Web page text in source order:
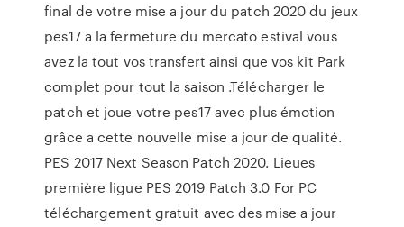
final de votre mise a jour du patch 2020 du jeux
pes17 a la fermeture du mercato estival vous
avez la tout vos transfert ainsi que vos kit Park
complet pour tout la saison .Télécharger le
patch et joue votre pes17 avec plus émotion
grâce a cette nouvelle mise a jour de qualité.
PES 2017 Next Season Patch 2020. Lieues
première ligue PES 2019 Patch 3.0 For PC
téléchargement gratuit avec des mise a jour